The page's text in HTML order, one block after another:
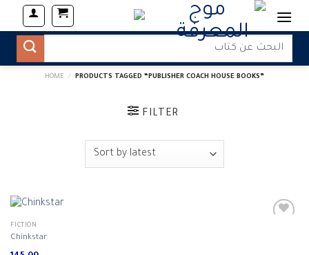
content
Search
HOME / PRODUCTS TAGGED “PUBLISHER COACH HOUSE BOOKS”
FILTER
FICTION
Chinkstar